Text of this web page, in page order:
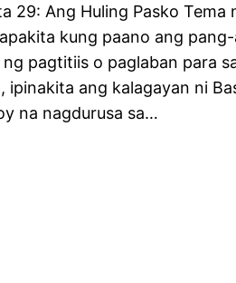
29: Ang Huling Pasko Tema
kung paano ang
pagtitiis o paglaban para
ipinakita ang kalagayan ni
na nagdurusa sa…